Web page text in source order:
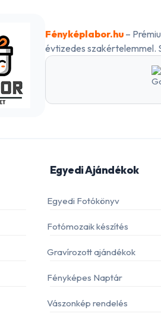
Fényképlabor.hu–
évtizedes szakértelemmel.
Egyedi Ajándékok
Egyedi Fotókönyv
Fotómozaik készítés
Gravírozott ajándékok
Fényképes Naptár
Vászonkép rendelés